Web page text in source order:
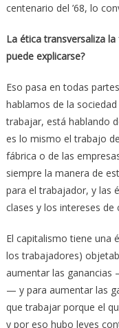
centenario del ’68, lo
La ética transversaliza
puede explicarse?
Eso pasa en todas
hablamos de la
trabajar, está hablando
es lo mismo el trabajo
fábrica o de las
siempre la manera de
para el trabajador, y las
clases y los intereses de
El capitalismo tiene una
los trabajadores)
aumentar las ganancias
— y para aumentar las
que trabajar porque el
y por eso hubo leyes